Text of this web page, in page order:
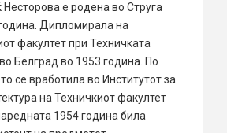
е родена во Струга
Дипломирала на
факултет при Техничката
Белград во 1953 година. По
се вработила во Институтот за
на Техничкиот факултет
1954 година била